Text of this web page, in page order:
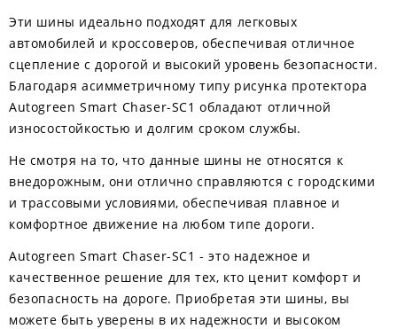
Эти шины идеально подходят для легковых
автомобилей и кроссоверов, обеспечивая отличное
сцепление с дорогой и высокий уровень безопасности.
Благодаря асимметричному типу рисунка протектора
Autogreen Smart Chaser-SC1 обладают отличной
износостойкостью и долгим сроком службы.
Не смотря на то, что данные шины не относятся к
внедорожным, они отлично справляются с городскими
и трассовыми условиями, обеспечивая плавное и
комфортное движение на любом типе дороги.
Autogreen Smart Chaser-SC1 - это надежное и
качественное решение для тех, кто ценит комфорт и
безопасность на дороге. Приобретая эти шины, вы
можете быть уверены в их надежности и высоком